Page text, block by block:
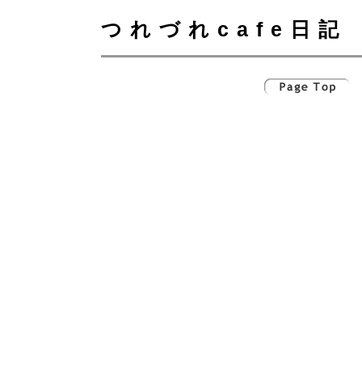
つれづれcafe日記